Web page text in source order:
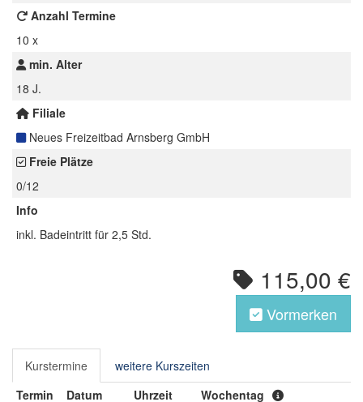
Anzahl Termine
10 x
min. Alter
18 J.
Filiale
Neues Freizeitbad Arnsberg GmbH
Freie Plätze
0/12
Info
inkl. Badeintritt für 2,5 Std.
115,00 €
Vormerken
Kurstermine
weitere Kurszeiten
Termin
Datum Uhrzeit
Wochentag